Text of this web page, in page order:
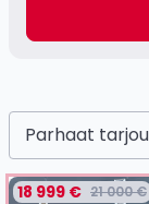
Parhaat
18 999 € 21 000 €